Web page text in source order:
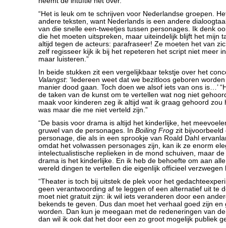
“Het is leuk om te schrijven voor Nederlandse groepen.
andere teksten, want Nederlands is een andere
van die snelle een-tweetjes tussen personages. Ik denk
die het moeten uitspreken, maar uiteindelijk blijft het mijn
altijd tegen de acteurs: parafraseer! Ze moeten het van
zelf regisseer kijk ik bij het repeteren het script niet meer
maar luisteren.”
In beide stukken zit een vergelijkbaar tekstje over het
Valangst: ‘Iedereen weet dat we bezitloos geboren
manier dood gaan. Toch doen we alsof iets van ons is…’
de taken van de kunst om te vertellen wat nog niet
maak voor kinderen zeg ik altijd wat ik graag gehoord zou
was maar die me niet verteld zijn.”
“De basis voor drama is altijd het kinderlijke, het
gruwel van de personages. In Boiling Frog zit bijvoorbeeld
personage, die als in een sprookje van Roald Dahl
omdat het volwassen personages zijn, kan ik ze enorm
intelectualistische replieken in de mond schuiven, maar
drama is het kinderlijke. En ik heb de behoefte om aan
wereld dingen te vertellen die eigenlijk officieel verzwegen
“Theater is toch bij uitstek de plek voor het
geen verantwoording af te leggen of een alternatief uit te
moet niet gratuit zijn: ik wil iets veranderen door een
bekends te geven. Dus dan moet het verhaal goed zijn en
worden. Dan kun je meegaan met de redeneringen van
dan wil ik ook dat het door een zo groot mogelijk publiek